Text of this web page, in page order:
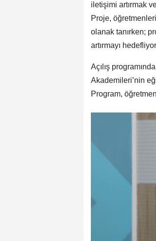
iletişimi artırmak
Proje,
olanak tanırken;
artırmayı
Açılış
Akademileri’nin
Program,